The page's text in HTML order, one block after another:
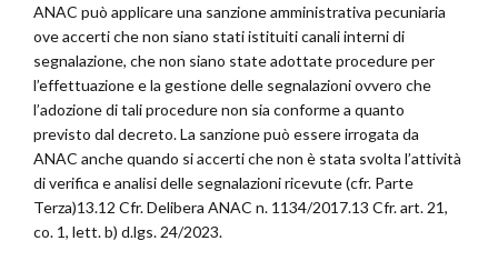
ANAC può applicare una sanzione amministrativa pecuniaria
ove accerti che non siano stati istituiti canali interni di
segnalazione, che non siano state adottate procedure per
l’effettuazione e la gestione delle segnalazioni ovvero che
l’adozione di tali procedure non sia conforme a quanto
previsto dal decreto. La sanzione può essere irrogata da
ANAC anche quando si accerti che non è stata svolta l’attività
di verifica e analisi delle segnalazioni ricevute (cfr. Parte
Terza)13.12 Cfr. Delibera ANAC n. 1134/2017.13 Cfr. art. 21,
co. 1, lett. b) d.lgs. 24/2023.